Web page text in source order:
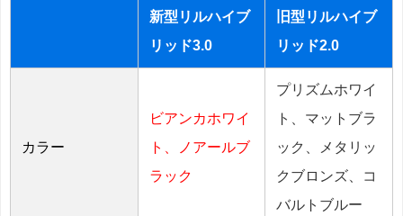
新型リルハイブ
リッド3.0
旧型リルハイブ
リッド2.0
カラー
ビアンカホワイ
ト、ノアールブ
ラック
プリズムホワイ
ト、マットブラ
ック、メタリッ
クブロンズ、コ
バルトブルー